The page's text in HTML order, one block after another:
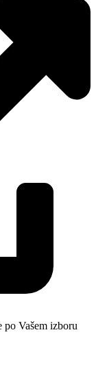
po Vašem izboru